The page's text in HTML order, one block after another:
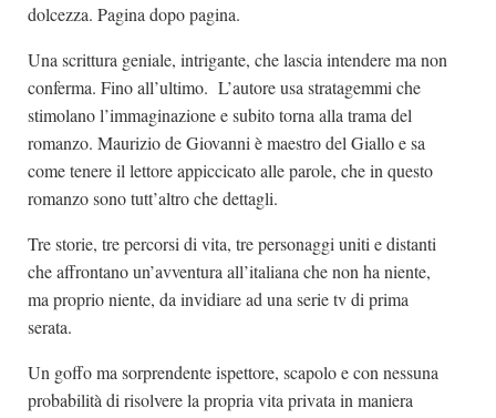
dolcezza. Pagina dopo pagina.
Una scrittura geniale, intrigante, che lascia intendere ma non
conferma. Fino all’ultimo. L’autore usa stratagemmi che
stimolano l’immaginazione e subito torna alla trama del
romanzo. Maurizio de Giovanni è maestro del Giallo e sa
come tenere il lettore appiccicato alle parole, che in questo
romanzo sono tutt’altro che dettagli.
Tre storie, tre percorsi di vita, tre personaggi uniti e distanti
che affrontano un’avventura all’italiana che non ha niente,
ma proprio niente, da invidiare ad una serie tv di prima
serata.
Un goffo ma sorprendente ispettore, scapolo e con nessuna
probabilità di risolvere la propria vita privata in maniera